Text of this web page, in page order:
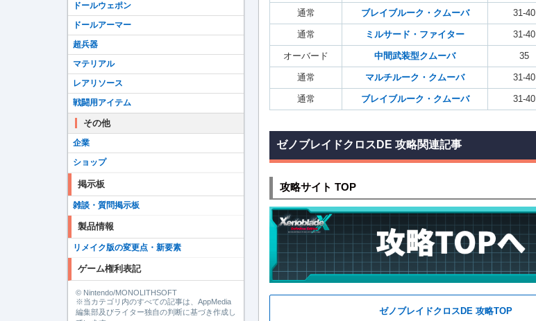
通常 ブレイブルーク・クムーバ 31-40
通常 ミルサード・ファイター 31-40
オーバード 中間武装型クムーバ 35
通常 マルチルーク・クムーバ 31-40
通常 ブレイブルーク・クムーバ 31-40
ゼノブレイドクロスDE 攻略関連記事
攻略サイト TOP
ゼノブレイドクロスDE 攻略TOP
ドールウェポン
ドールアーマー
超兵器
マテリアル
レアリソース
戦闘用アイテム
その他
企業
ショップ
掲示板
雑談・質問掲示板
製品情報
リメイク版の変更点・新要素
ゲーム権利表記
© Nintendo/MONOLITHSOFT
※当カテゴリ内のすべての記事は、AppMedia
編集部及びライター独自の判断に基づき作成し